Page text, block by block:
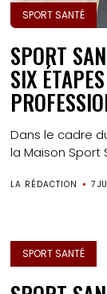
SPORT SANTÉ
SPORT
SIX
Dans le cadre
la Maison Sport
LA RÉDACTION 7
SPORT SANTÉ